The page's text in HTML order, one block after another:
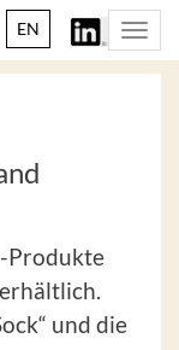
EN
Produkte
und die